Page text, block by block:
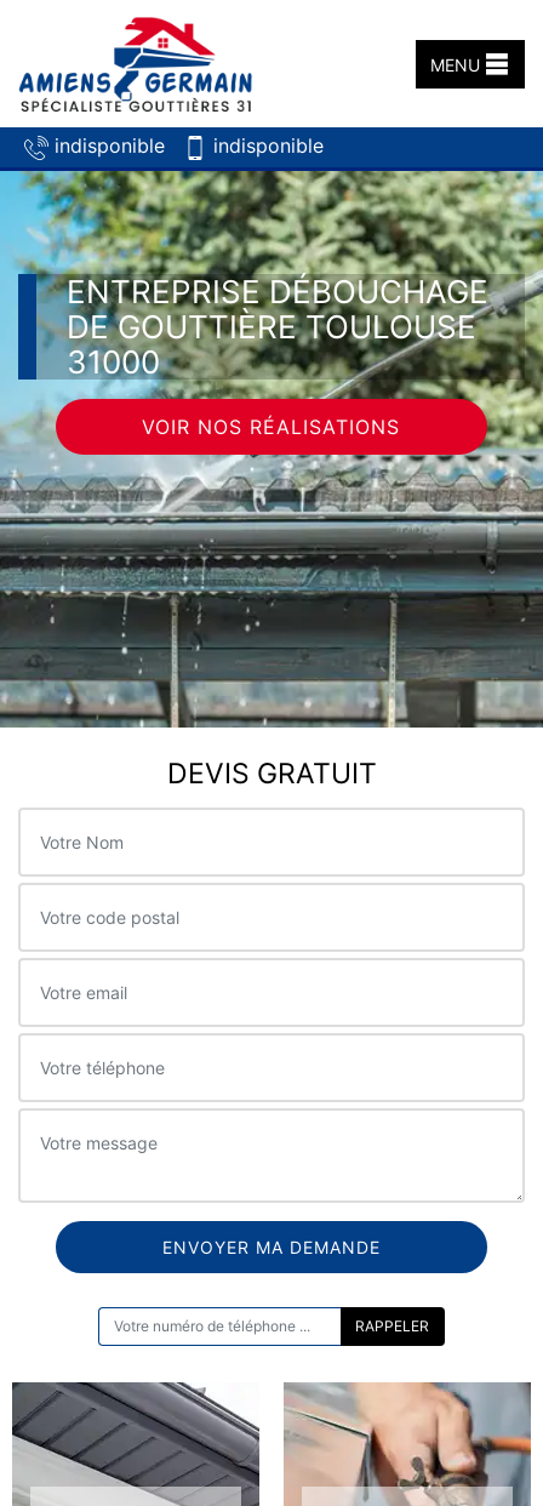
indisponible indisponible
MENU
ENTREPRISE DÉBOUCHAGE
DE GOUTTIÈRE TOULOUSE
31000
VOIR NOS RÉALISATIONS
DEVIS GRATUIT